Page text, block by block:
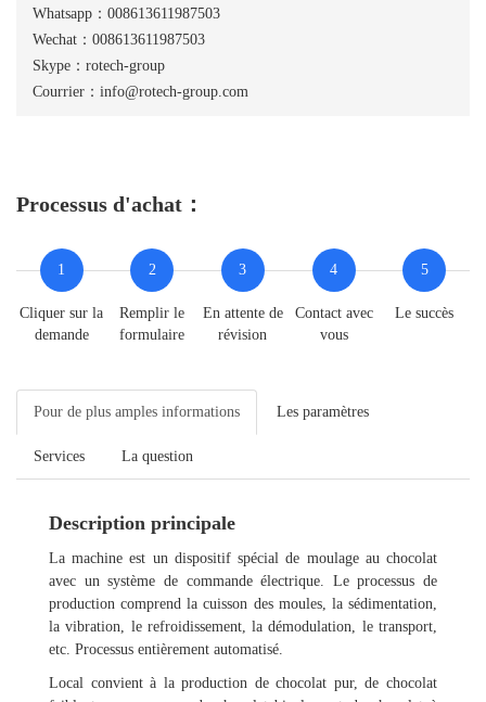
Whatsapp：008613611987503
Wechat：008613611987503
Skype：rotech-group
Courrier：info@rotech-group.com
Processus d'achat：
1
Cliquer sur la
demande
2
Remplir le
formulaire
3
En attente de
révision
4
Contact avec
vous
5
Le succès
Pour de plus amples informations Les paramètres
Services La question
Description principale
La machine est un dispositif spécial de moulage au chocolat
avec un système de commande électrique. Le processus de
production comprend la cuisson des moules, la sédimentation,
la vibration, le refroidissement, la démodulation, le transport,
etc. Processus entièrement automatisé.
Local convient à la production de chocolat pur, de chocolat